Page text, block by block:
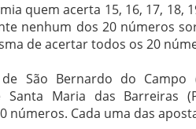
quem acerta 15, 16, 17, 18,
nenhum dos 20 números
de acertar todos os 20
São Bernardo do Campo
Santa Maria das Barreiras
números. Cada uma das